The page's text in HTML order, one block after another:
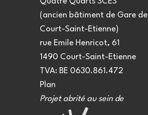
(ancien bâtiment de Gare de
Court-Saint-Etienne)
rue Emile Henricot, 61
1490 Court-Saint-Etienne
TVA: BE 0630.861.472
Plan
Projet abrité au sein de